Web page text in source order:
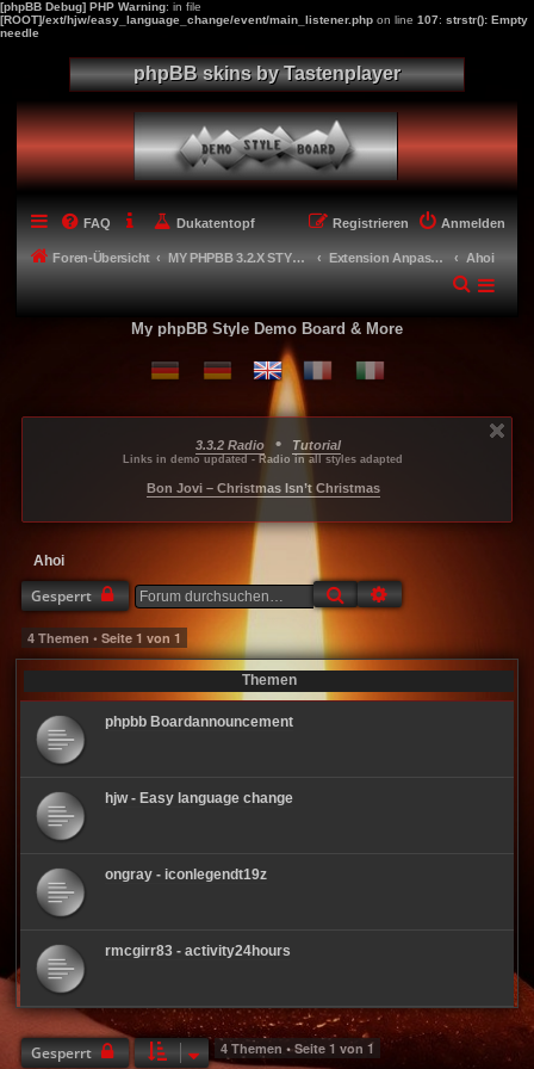
[phpBB Debug] PHP Warning: in file
[ROOT]/ext/hjw/easy_language_change/event/main_listener.php on line 107: strstr(): Empty
needle
phpBB skins by Tastenplayer
FAQ Dukatentopf Anmelden
Registrieren
Foren-Übersicht MY PHPBB 3.2.X STYLES Extension Anpassungen für meine Styles - Extension adaptions Ahoi
My phpBB Style Demo Board & More
3.3.2 Radio • Tutorial
Links in demo updated - Radio in all styles adapted
Bon Jovi – Christmas Isn’t Christmas
Ahoi
Gesperrt Suche
4 Themen • Seite 1 von 1
Themen
phpbb Boardannouncement
hjw - Easy language change
ongray - iconlegendt19z
rmcgirr83 - activity24hours
Gesperrt 4 Themen • Seite 1 von 1